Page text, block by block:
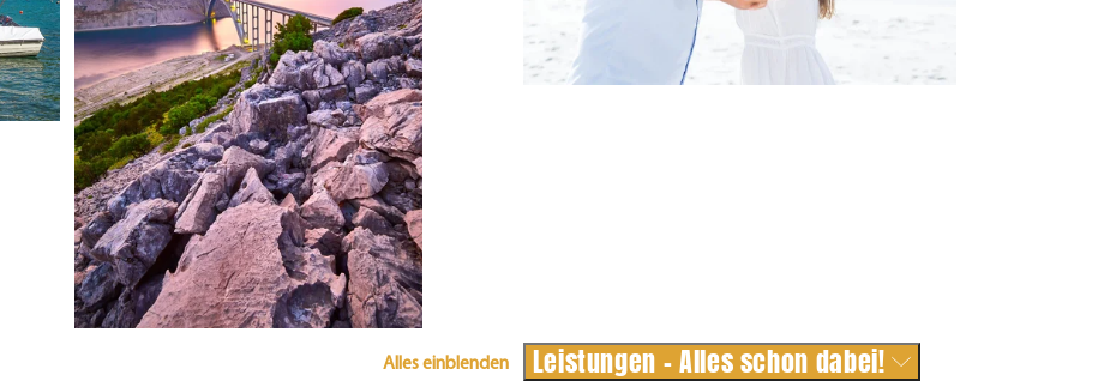
Alles einblenden
Leistungen - Alles schon dabei!